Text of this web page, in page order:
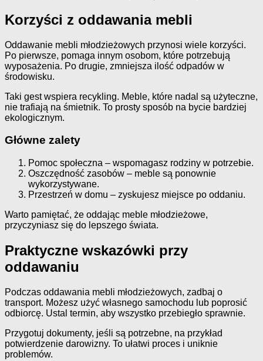
Korzyści z oddawania mebli
Oddawanie mebli młodzieżowych przynosi wiele korzyści.
Po pierwsze, pomaga innym osobom, które potrzebują
wyposażenia. Po drugie, zmniejsza ilość odpadów w
środowisku.
Taki gest wspiera recykling. Meble, które nadal są użyteczne,
nie trafiają na śmietnik. To prosty sposób na bycie bardziej
ekologicznym.
Główne zalety
Pomoc społeczna – wspomagasz rodziny w potrzebie.
Oszczędność zasobów – meble są ponownie
wykorzystywane.
Przestrzeń w domu – zyskujesz miejsce po oddaniu.
Warto pamiętać, że oddając meble młodzieżowe,
przyczyniasz się do lepszego świata.
Praktyczne wskazówki przy
oddawaniu
Podczas oddawania mebli młodzieżowych, zadbaj o
transport. Możesz użyć własnego samochodu lub poprosić
odbiorcę. Ustal termin, aby wszystko przebiegło sprawnie.
Przygotuj dokumenty, jeśli są potrzebne, na przykład
potwierdzenie darowizny. To ułatwi proces i uniknie
problemów.